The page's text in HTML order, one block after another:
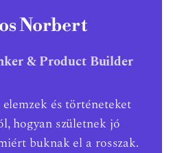
Norbert
& Product Builder
és történeteket
hogyan születnek jó
buknak el a rosszak.